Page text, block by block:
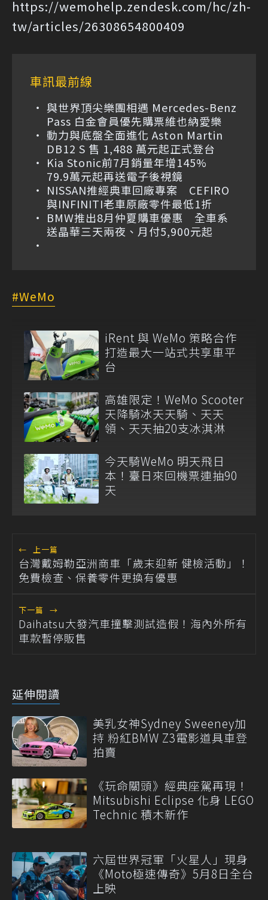
https://wemohelp.zendesk.com/hc/zh-
tw/articles/26308654800409
車訊最前線
與世界頂尖樂團相遇 Mercedes-Benz
Pass 白金會員優先購票維也納愛樂
動力與底盤全面進化 Aston Martin
DB12 S 售 1,488 萬元起正式登台
Kia Stonic前7月銷量年增145%
79.9萬元起再送電子後視鏡
NISSAN推經典車回廠專案 CEFIRO
與INFINITI老車原廠零件最低1折
BMW推出8月仲夏購車優惠 全車系
送晶華三天兩夜、月付5,900元起
WeMo
iRent 與 WeMo 策略合作
打造最大一站式共享車平
台
高雄限定！WeMo Scooter
天降騎冰天天騎、天天
領、天天抽20支冰淇淋
今天騎WeMo 明天飛日
本！臺日來回機票連抽90
天
← 上一篇
台灣戴姆勒亞洲商車「歲末迎新 健檢活動」！
免費檢查、保養零件更換有優惠
下一篇 →
Daihatsu大發汽車撞擊測試造假！海內外所有
車款暫停販售
延伸閱讀
美乳女神Sydney Sweeney加
持 粉紅BMW Z3電影道具車登
拍賣
《玩命關頭》經典座駕再現！
Mitsubishi Eclipse 化身 LEGO
Technic 積木新作
六屆世界冠軍「火星人」現身
《Moto極速傳奇》5月8日全台
上映